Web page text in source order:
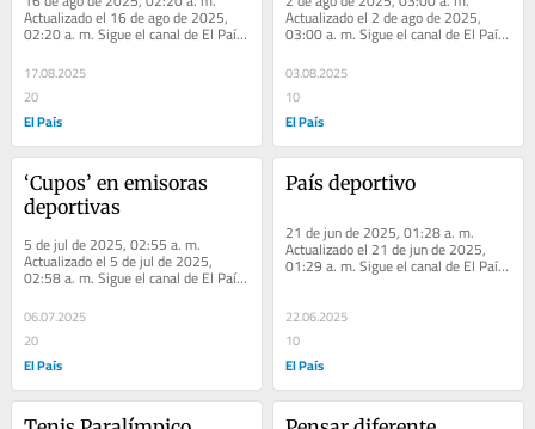
Actualizado el 16 de ago de 2025,
02:20 a. m. Sigue el canal de El País
Cali en WhatsApp Mataron la
esperanza...
17.08.2025
20
El País
Actualizado el 2 de ago de 2025,
03:00 a. m. Sigue el canal de El País
Cali en WhatsApp El péndulo de la
justicia...
03.08.2025
10
El País
‘Cupos’ en emisoras
deportivas
5 de jul de 2025, 02:55 a. m.
Actualizado el 5 de jul de 2025,
02:58 a. m. Sigue el canal de El País
Cali en WhatsApp ‘Cupos’ en
emisoras...
06.07.2025
20
El País
País deportivo
21 de jun de 2025, 01:28 a. m.
Actualizado el 21 de jun de 2025,
01:29 a. m. Sigue el canal de El País
Cali en WhatsApp ¿Extrema derecha?
22.06.2025
10
El País